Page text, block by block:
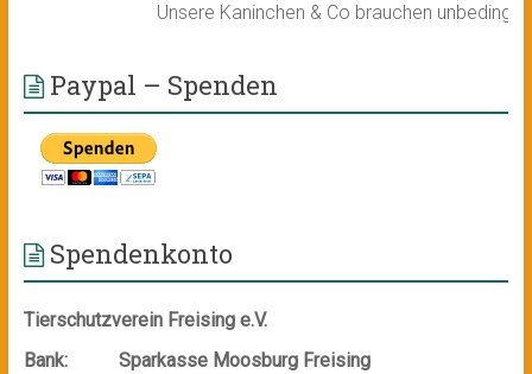
Unsere Kaninchen & Co brauchen unbedingt
Paypal – Spenden
Spendenkonto
Tierschutzverein Freising e.V.
Bank:
Sparkasse Moosburg Freising